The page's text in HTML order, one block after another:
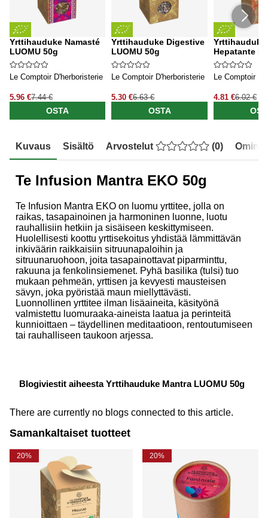
Yrttihauduke Namasté
LUOMU 50g
Le Comptoir D'herboristerie
5.96 €7.44 €
OSTA
Yrttihauduke Digestive
LUOMU 50g
Le Comptoir D'herboristerie
5.30 €6.63 €
OSTA
Yrttihauduke
Hepatante
Le Comptoir
4.81 €6.02 €
Kuvaus Sisältö Arvostelut (0)
Te Infusion Mantra EKO 50g
Te Infusion Mantra EKO on luomu yrttitee, jolla on
raikas, tasapainoinen ja harmoninen luonne, luotu
rauhallisiin hetkiin ja sisäiseen keskittymiseen.
Huolellisesti koottu yrttisekoitus yhdistää lämmittävän
inkiväärin raikkaisiin sitruunapaloihin ja
sitruunaruohoon, joita tasapainottavat piparminttu,
rakuuna ja fenkolinsiemenet. Pyhä basilika (tulsi) tuo
mukaan pehmeän, yrttisen ja kevyesti mausteisen
sävyn, joka pyöristää maun miellyttävästi.
Luonnollinen yrttitee ilman lisäaineita, käsityönä
valmistettu luomuraaka-aineista laatua ja perinteitä
kunnioittaen – täydellinen meditaatioon, rentoutumiseen
tai rauhalliseen taukoon arjessa.
Blogiviestit aiheesta Yrttihauduke Mantra LUOMU 50g
There are currently no blogs connected to this article.
Samankaltaiset tuotteet
20% 20%